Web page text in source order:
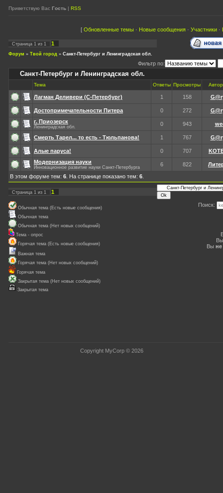
Приветствую Вас Гость | RSS
[ Обновленные темы · Новые сообщения · Участники ·
Страница 1 из 1 1
Форум » Твой город » Санкт-Петербург и Ленинградская обл.
Фильтр по:
Санкт-Петербург и Ленинградская обл.
Тема Ответы Просмотры
Лагман Деливери (С-Петербург) 1 158
Достопримечательности Питера 0 272
г. Приозерск
Ленинградская обл. 0 943
Смерть Тарел... то есть - Тюльпанова! 1 767
Алые паруса! 0 707
Модернизация науки
Инновационное развитие науки Санкт-Петербурга 6 822
В этом форуме тем: 6 . На странице показано тем: 6
Страница 1 из 1 1
Обычная тема (Есть новые сообщения)
Обычная тема
Обычная тема (Нет новых сообщений)
Тема - опрос
Горячая тема (Есть новые сообщения)
Важная тема
Горячая тема (Нет новых сообщений)
Горячая тема
Закрытая тема (Нет новых сообщений)
Закрытая тема
Поиск:
Вы не
Copyright MyCorp © 2026